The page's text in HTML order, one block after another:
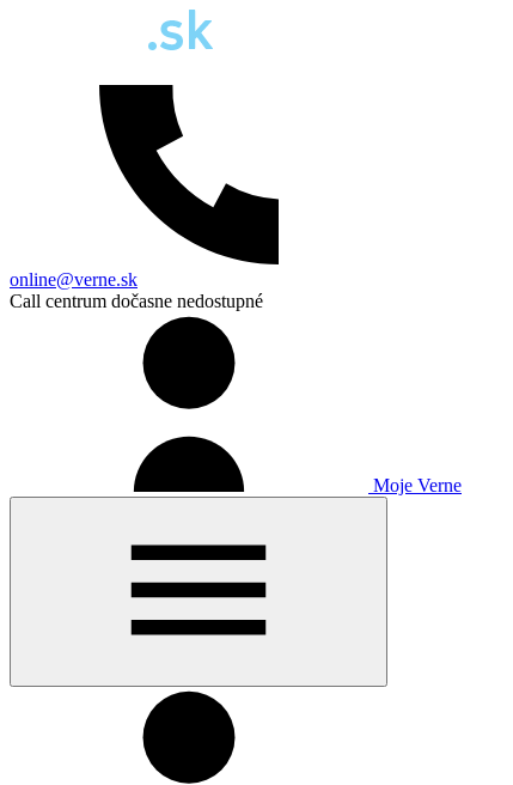
online@verne.sk
Call centrum dočasne nedostupné
Moje Verne